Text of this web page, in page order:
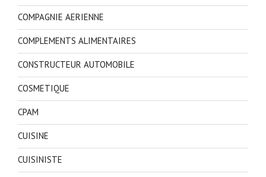
COMPAGNIE AERIENNE
COMPLEMENTS ALIMENTAIRES
CONSTRUCTEUR AUTOMOBILE
COSMETIQUE
CPAM
CUISINE
CUISINISTE